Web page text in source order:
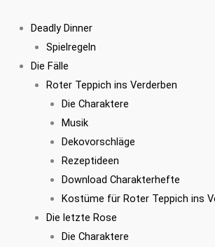
Inhalt
springen
Deadly Dinner
Spielregeln
Die Fälle
Roter Teppich ins Verderben
Die Charaktere
Musik
Dekovorschläge
Rezeptideen
Download Charakterhefte
Kostüme für Roter Teppich ins
Die letzte Rose
Die Charaktere